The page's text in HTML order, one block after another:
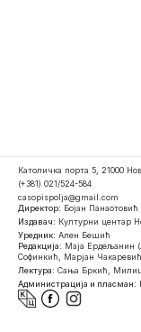
Католичка порта 5, 21000
(+381) 021/524-584
casopispolja@gmail.com
Директор: Бојан Панаотовић
Издавач: Културни центар
Уредник: Ален Бешић
Редакција: Маја Ердељанин
Софинкић, Марјан
Лектура: Сања Бркић,
Администрација и пласман: